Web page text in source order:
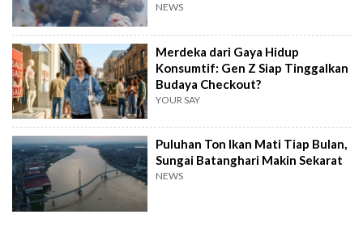
NEWS
Merdeka dari Gaya Hidup
Konsumtif: Gen Z Siap Tinggalkan
Budaya Checkout?
YOUR SAY
Puluhan Ton Ikan Mati Tiap Bulan,
Sungai Batanghari Makin Sekarat
NEWS